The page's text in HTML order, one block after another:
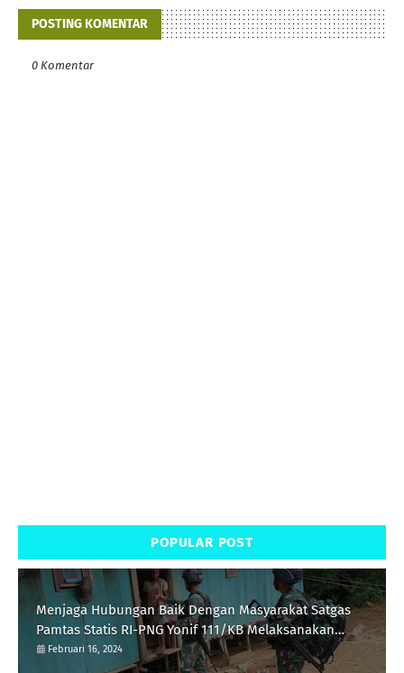
POSTING KOMENTAR
0 Komentar
POPULAR POST
Menjaga Hubungan Baik Dengan Masyarakat Satgas
Pamtas Statis RI-PNG Yonif 111/KB Melaksanakan
Silaturrahmi
Februari 16, 2024